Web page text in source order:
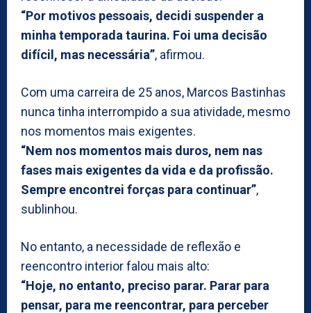
“Por motivos pessoais, decidi suspender a
minha temporada taurina. Foi uma decisão
difícil, mas necessária”, afirmou.
Com uma carreira de 25 anos, Marcos Bastinhas
nunca tinha interrompido a sua atividade, mesmo
nos momentos mais exigentes.
“Nem nos momentos mais duros, nem nas
fases mais exigentes da vida e da profissão.
Sempre encontrei forças para continuar”,
sublinhou.
No entanto, a necessidade de reflexão e
reencontro interior falou mais alto:
“Hoje, no entanto, preciso parar. Parar para
pensar, para me reencontrar, para perceber